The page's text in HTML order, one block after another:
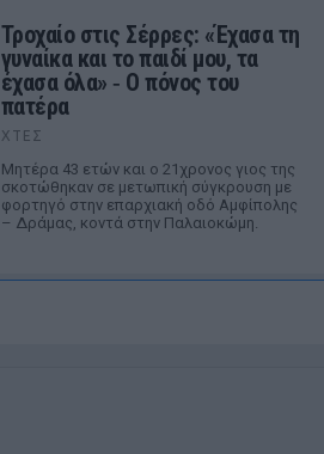
Τροχαίο στις Σέρρες: «Έχασα τη
γυναίκα και το παιδί μου, τα
έχασα όλα» ‑ Ο πόνος του
πατέρα
ΧΤΕΣ
Μητέρα 43 ετών και ο 21χρονος γιος της
σκοτώθηκαν σε μετωπική σύγκρουση με
φορτηγό στην επαρχιακή οδό Αμφίπολης
– Δράμας, κοντά στην Παλαιοκώμη.